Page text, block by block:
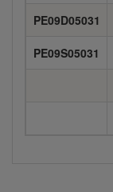
PE09D05031
PE09S05031